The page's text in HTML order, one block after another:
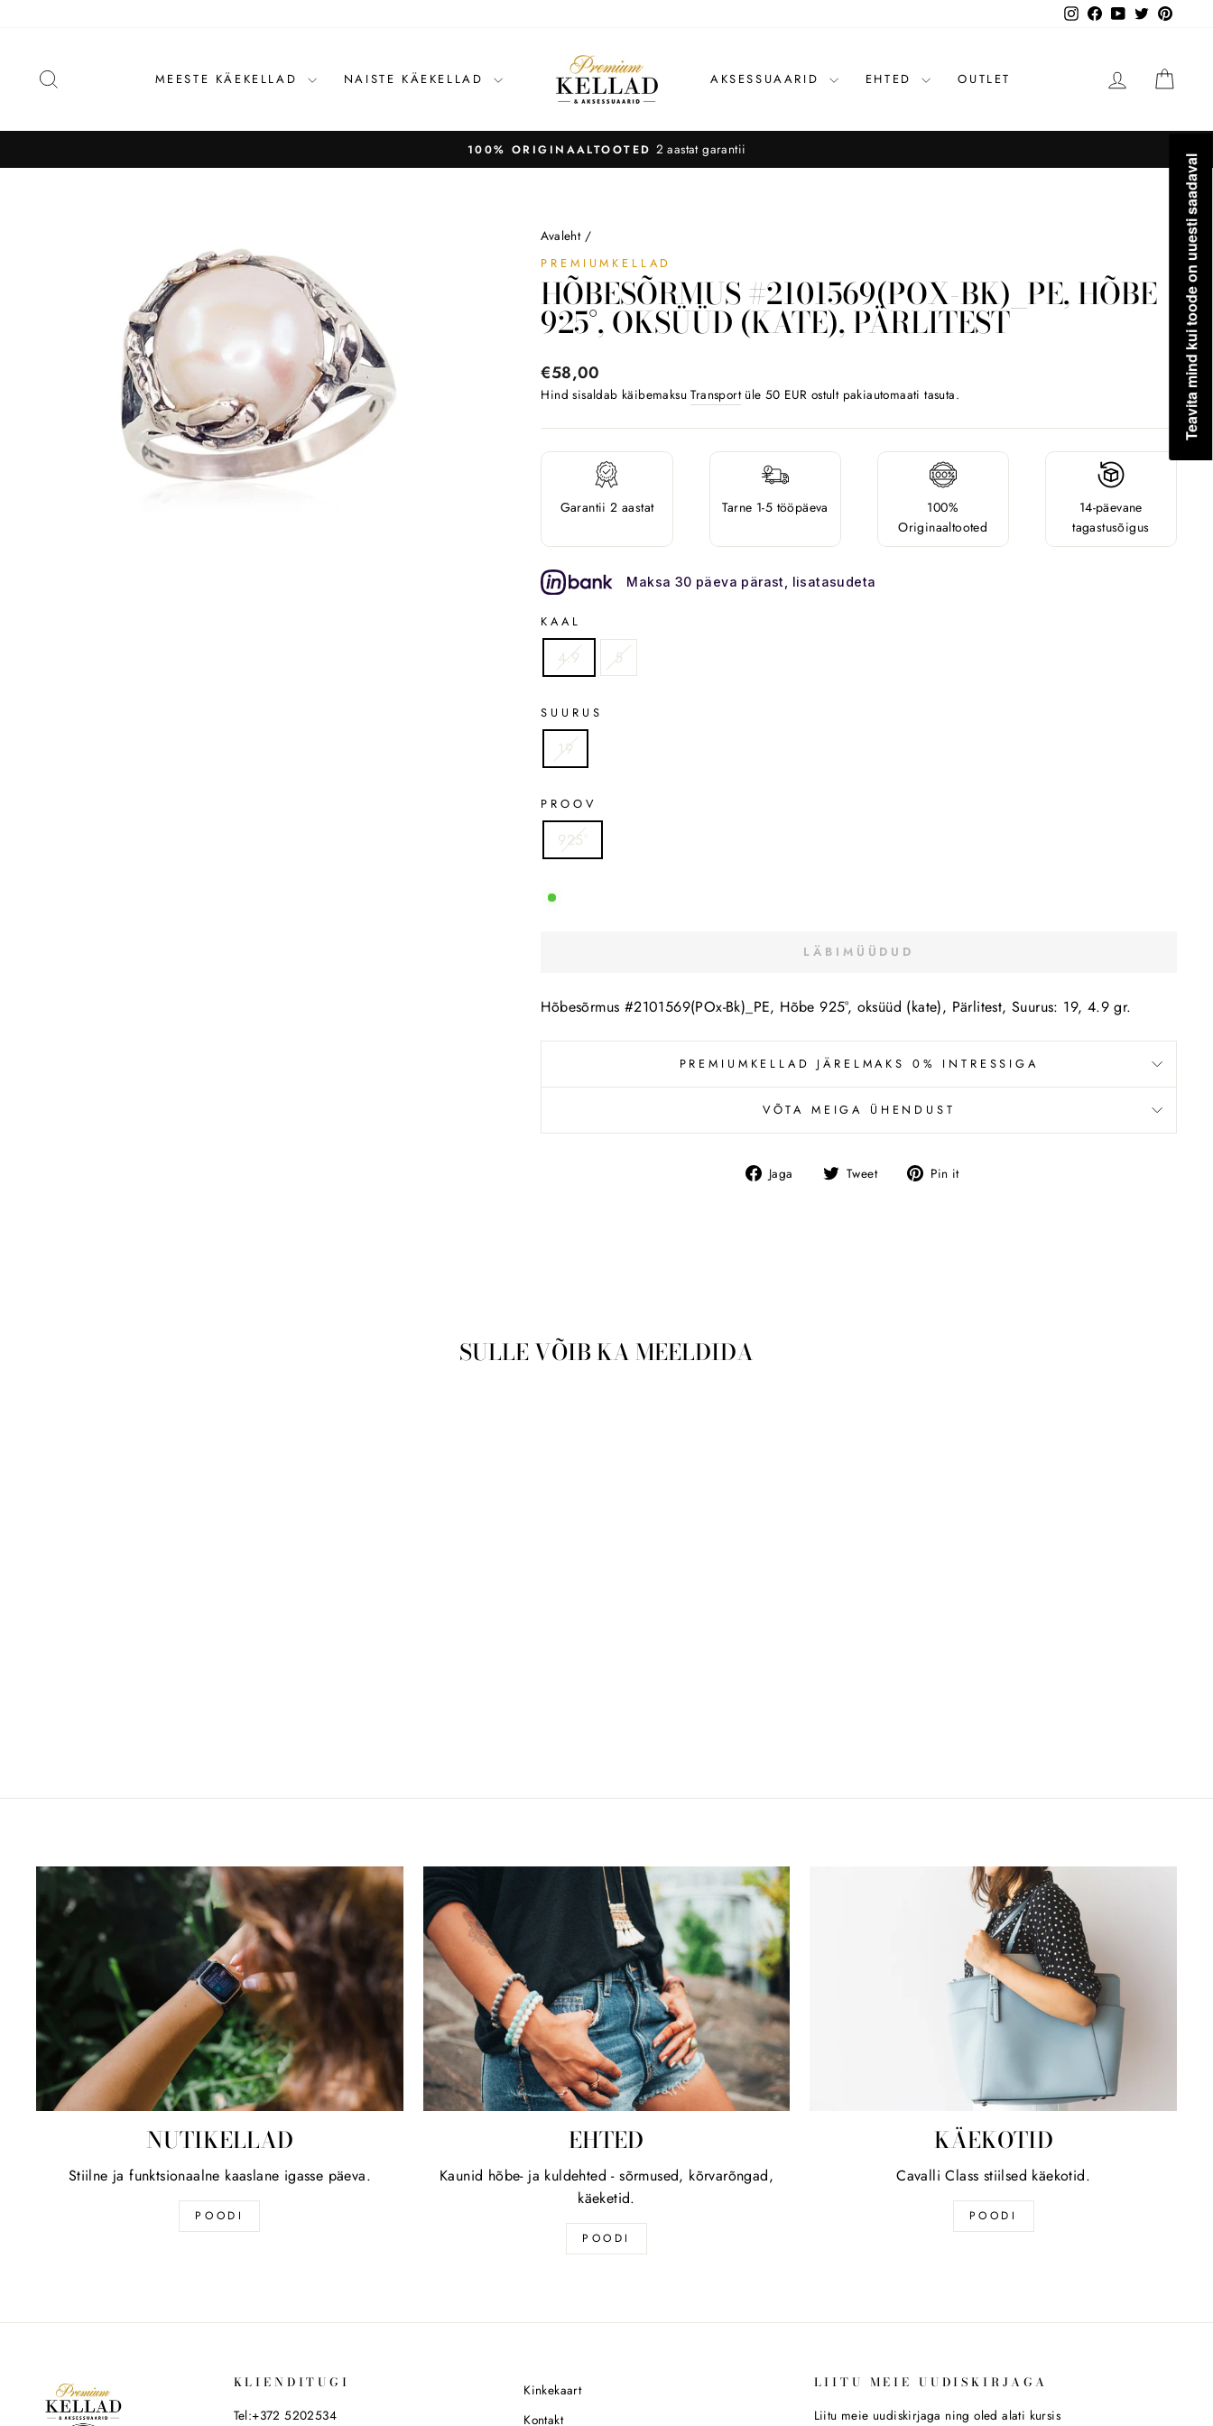
InstagramFacebook
YouTube
Twitter
MEESTE KÄEKELLAD NAISTE KÄEKELLAD AKSESSUAARID EHTED OUTLET LOGI SISSE
100% ORIGINAALTOOTED 2 aastat garantii
Avaleht /
PREMIUMKELLAD
HÕBESÕRMUS #2101569(POX-BK)_PE, HÕBE
925°, OKSÜÜD (KATE), PÄRLITEST
Tavahind
€58,00
Hind sisaldab käibemaksuTransportüle 50 EUR ostult pakiautomaati tasuta.
Garantii 2 aastat Tarne 1-5 tööpäeva
100%
Originaaltooted
14-päevane
tagastusõigus
Maksa 30 päeva pärast, lisatasudeta
KAAL
4.9 5
SUURUS
19
PROOV
925°
LÄBIMÜÜDUD
Hõbesõrmus #2101569(POx-Bk)_PE, Hõbe 925°, oksüüd (kate), Pärlitest, Suurus: 19, 4.9 gr.
PREMIUMKELLAD JÄRELMAKS 0% INTRESSIGA
VÕTA MEIGA ÜHENDUST
Jaga
Jaga
Tweet Tweet Pin it
SULLE VÕIB KA MEELDIDA
NUTIKELLAD
Stiilne ja funktsionaalne kaaslane igasse päeva.
POODI
EHTED
Kaunid hõbe- ja kuldehted - sõrmused, kõrvarõngad,
käeketid.
POODI
KÄEKOTID
Cavalli Class stiilsed käekotid.
POODI
KLIENDITUGI
Tel:+372 5202534
Kinkekaart
Kontakt
LIITU MEIE UUDISKIRJAGA
Liitu meie uudiskirjaga ning oled alati kursis
Teavita mind kui toode on uuesti saadaval